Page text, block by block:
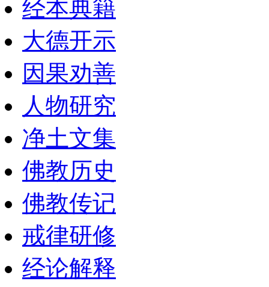
经本典籍
大德开示
因果劝善
人物研究
净土文集
佛教历史
佛教传记
戒律研修
经论解释